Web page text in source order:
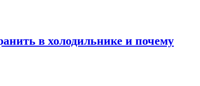
в холодильнике и почему